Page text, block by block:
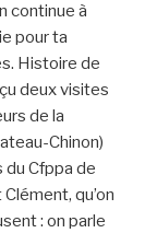
continue à
pour ta
Histoire de
deux visites
de la
Chinon)
du Cfppa de
qu’on
: on parle